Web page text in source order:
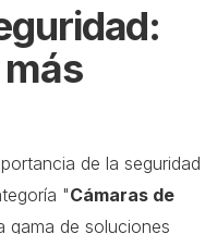
de la seguridad
"Cámaras de
gama de soluciones